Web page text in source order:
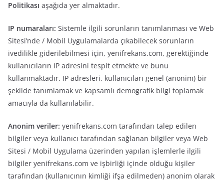
Politikası aşağıda yer almaktadır.
IP numaraları: Sistemle ilgili sorunların tanımlanması ve Web
Sitesi’nde / Mobil Uygulamalarda çıkabilecek sorunların
ivedilikle giderilebilmesi için, yenifrekans.com, gerektiğinde
kullanıcıların IP adresini tespit etmekte ve bunu
kullanmaktadır. IP adresleri, kullanıcıları genel (anonim) bir
şekilde tanımlamak ve kapsamlı demografik bilgi toplamak
amacıyla da kullanılabilir.
Anonim veriler: yenifrekans.com tarafından talep edilen
bilgiler veya kullanıcı tarafından sağlanan bilgiler veya Web
Sitesi / Mobil Uygulama üzerinden yapılan işlemlerle ilgili
bilgiler yenifrekans.com ve işbirliği içinde olduğu kişiler
tarafından (kullanıcının kimliği ifşa edilmeden) anonim olarak